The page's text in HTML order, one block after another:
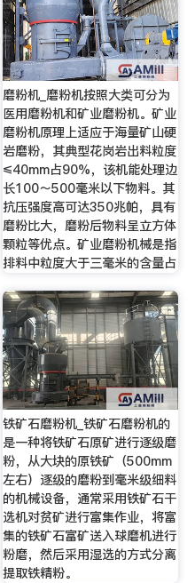
磨粉机_磨粉机按照大类可分为
医用磨粉机和矿业磨粉机。矿业
磨粉机原理上适应于海量矿山硬
岩磨粉，其典型花岗岩出料粒度
≤40mm占90%，该机能处理边
长100～500毫米以下物料。其
抗压强度高可达350兆帕，具有
磨粉比大，磨粉后物料呈立方体
颗粒等优点。矿业磨粉机械是指
排料中粒度大于三毫米的含量占
铁矿石磨粉机_铁矿石磨粉机的
是一种将铁矿石原矿进行逐级磨
粉，从大块的原铁矿（500mm
左右）逐级的磨粉到毫米级细料
的机械设备，通常采用铁矿石干
选机对贫矿进行富集作业，将富
集的铁矿石富矿送入球磨机进行
粉磨，然后采用湿选的方式分离
提取铁精粉。